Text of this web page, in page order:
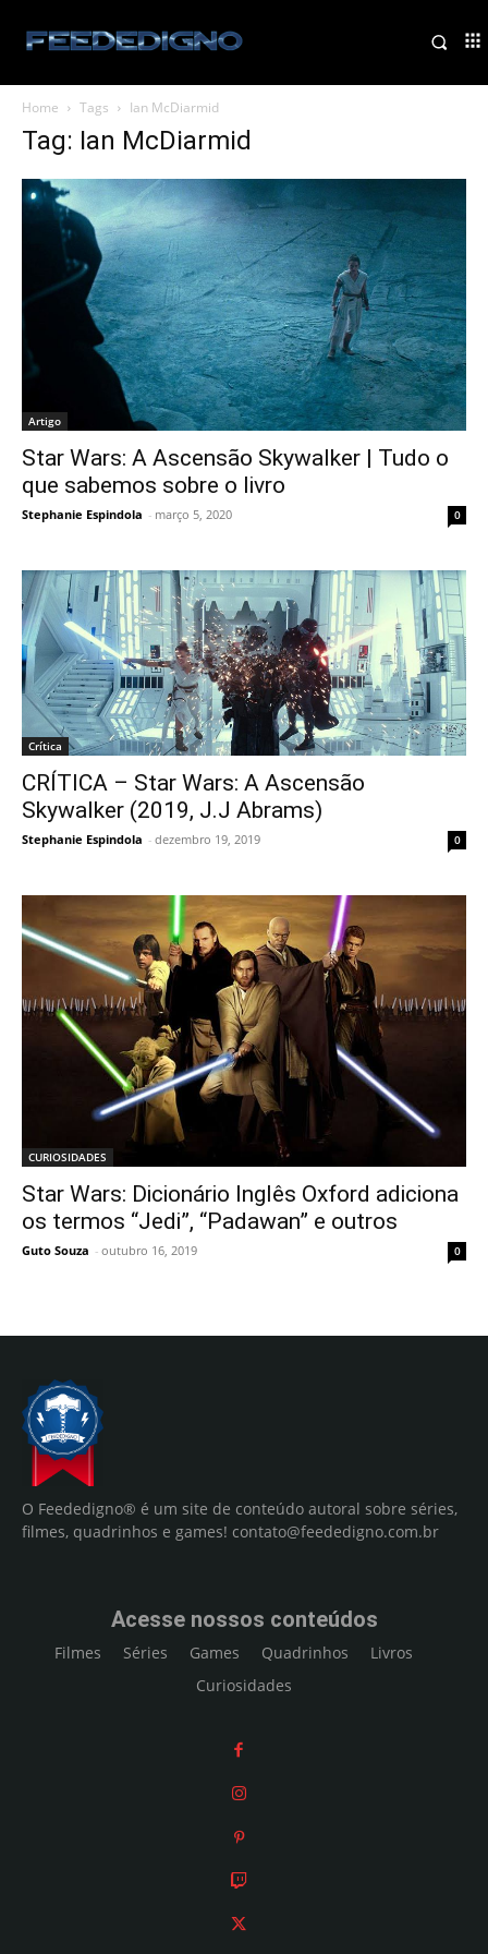
Home Tags Ian McDiarmid
Tag: Ian McDiarmid
Artigo
Star Wars: A Ascensão Skywalker | Tudo o
que sabemos sobre o livro
Stephanie Espindola - março 5, 2020 0
Crítica
CRÍTICA – Star Wars: A Ascensão
Skywalker (2019, J.J Abrams)
Stephanie Espindola - dezembro 19, 2019 0
CURIOSIDADES
Star Wars: Dicionário Inglês Oxford adiciona
os termos “Jedi”, “Padawan” e outros
Guto Souza - outubro 16, 2019 0
O Feededigno® é um site de conteúdo autoral sobre séries,
filmes, quadrinhos e games! contato@feededigno.com.br
Acesse nossos conteúdos
Filmes Séries Games Quadrinhos
Livros
Curiosidades